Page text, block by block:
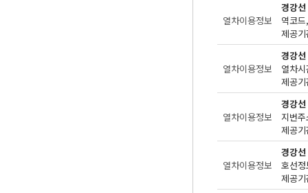
열차이용정보
경강
제공
열차이용정보
경강
제공
열차이용정보
경강
지번
제공
열차이용정보
경강
제공